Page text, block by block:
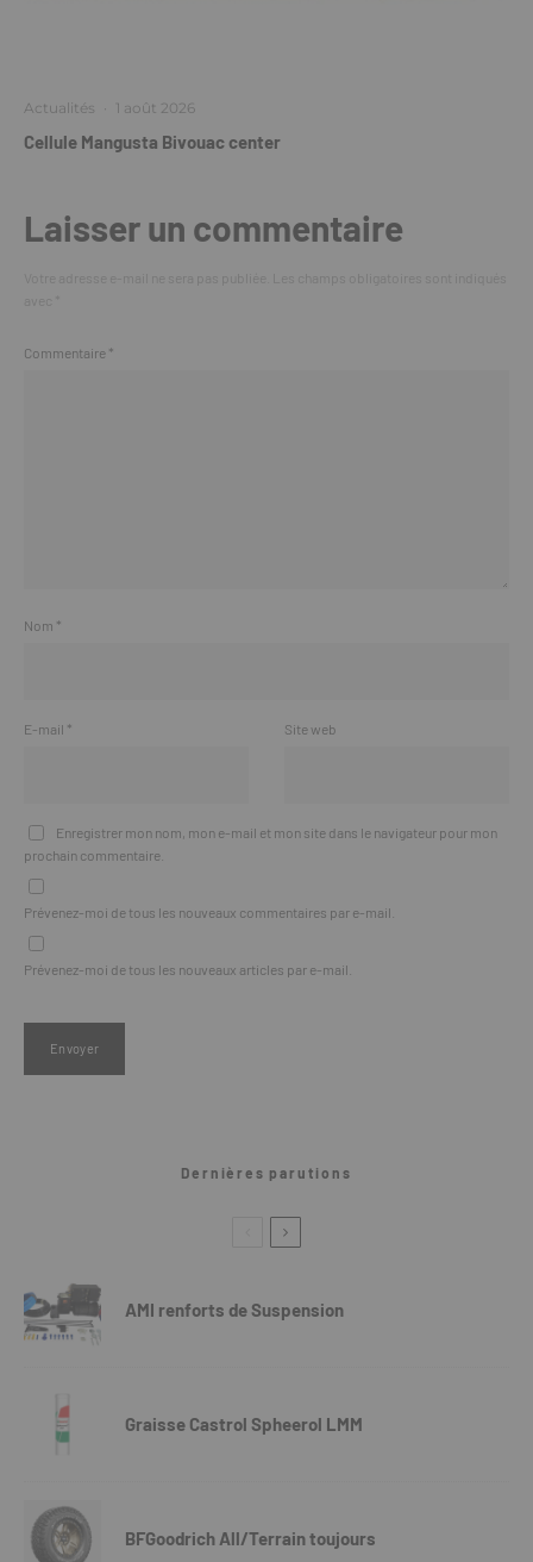
Actualités · 1 août 2026
Cellule Mangusta Bivouac center
Laisser un commentaire
Commentaire *
Nom *
E-mail * Site web
Enregistrer mon nom, mon e-mail et mon site dans le navigateur pour mon
prochain commentaire.
Prévenez-moi de tous les nouveaux commentaires par e-mail.
Prévenez-moi de tous les nouveaux articles par e-mail.
Dernières parutions
AMI renforts de Suspension
Graisse Castrol Spheerol LMM
BFGoodrich All/Terrain toujours